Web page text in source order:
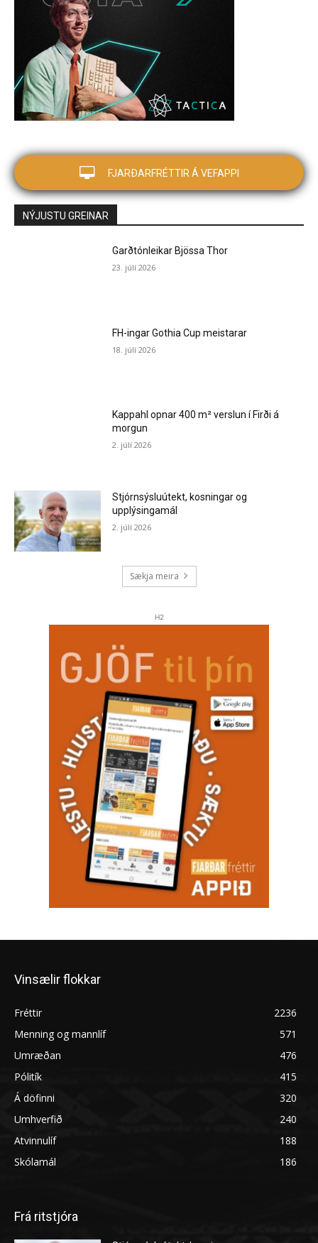
Vinsælir flokkar
Fréttir
2236
Menning og mannlíf
571
Umræðan
476
Pólitík
415
Á döfinni
320
Umhverfið
240
Atvinnulíf
188
Skólamál
186
Frá ritstjóra